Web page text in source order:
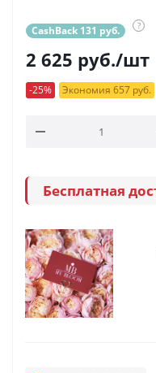
CashBack 131 руб. ?
2 625 руб./шт
-25% Экономия 657 руб.
Бесплатная